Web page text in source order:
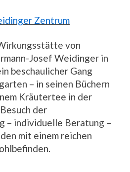
Zentrum
von
Josef Weidinger in
beschaulicher Gang
– in seinen Büchern
Kräutertee in der
der
– individuelle Beratung –
mit einem reichen